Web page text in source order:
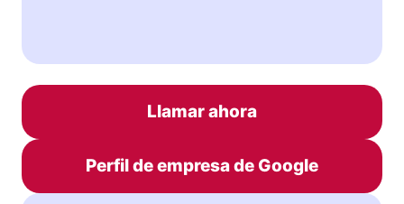
Llamar ahora
Perfil de empresa de Google